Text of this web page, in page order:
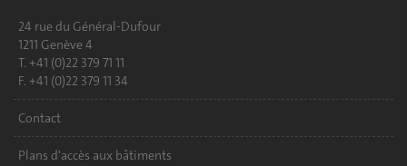
24 rue du Général-Dufour
1211 Genève 4
T. +41 (0)22 379 71 11
F. +41 (0)22 379 11 34
Contact
Plans d'accès aux bâtiments